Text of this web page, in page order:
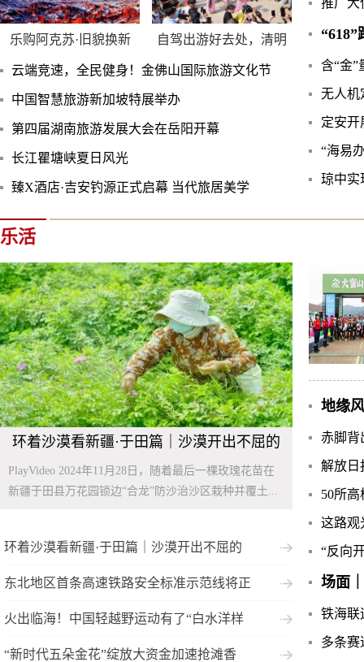
乐购阿克苏·旧貌换新 自驾出游好去处，清明
云端竞速，全民健身！金佛山国际旅游文化节
中国智慧旅游新加坡特展举办
第四届湖南旅游发展大会在岳阳开幕
长江瞿塘峡夏日风光
臻X酒店·吉安钓源正式启幕 当代旅居美学
推广大
含“金”
无人
定安开
“海易
琼中实
乐活
环着沙漠看新疆·于田篇｜沙漠开出不屈的
PlayVideo 2024年11月28日，随着最后一棵玫瑰花苗在
新疆于田县万花园锁边“合龙”防沙治沙区栽种并覆土...
环着沙漠看新疆·于田篇｜沙漠开出不屈的
东北地区首条高速铁路安全标准示范线将正
火出临海！中国轻越野运动有了“白水洋样
“新时代五朵金花”绽放大资金加速抢滩香
地缘
赤脚背
解放日
50所
这路观
“反向
场面
铁海联
多条赛